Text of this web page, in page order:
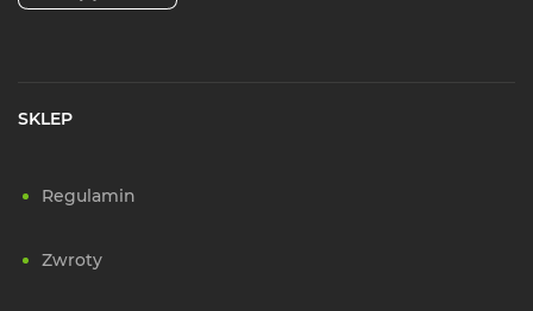
SKLEP
Regulamin
Zwroty